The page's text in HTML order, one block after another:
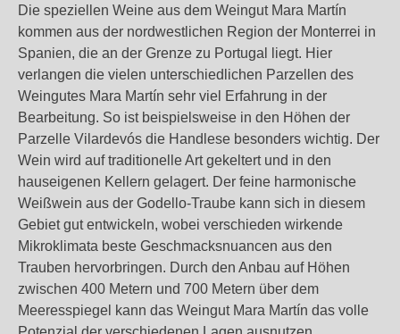
Die speziellen Weine aus dem Weingut Mara Martín
kommen aus der nordwestlichen Region der Monterrei in
Spanien, die an der Grenze zu Portugal liegt. Hier
verlangen die vielen unterschiedlichen Parzellen des
Weingutes Mara Martín sehr viel Erfahrung in der
Bearbeitung. So ist beispielsweise in den Höhen der
Parzelle Vilardevós die Handlese besonders wichtig. Der
Wein wird auf traditionelle Art gekeltert und in den
hauseigenen Kellern gelagert. Der feine harmonische
Weißwein aus der Godello-Traube kann sich in diesem
Gebiet gut entwickeln, wobei verschieden wirkende
Mikroklimata beste Geschmacksnuancen aus den
Trauben hervorbringen. Durch den Anbau auf Höhen
zwischen 400 Metern und 700 Metern über dem
Meeresspiegel kann das Weingut Mara Martín das volle